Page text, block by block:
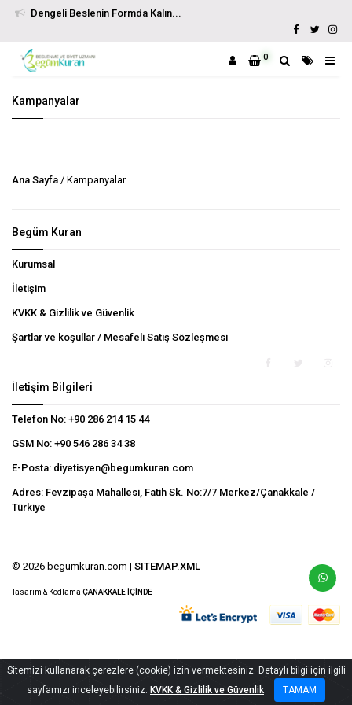
Dengeli Beslenin Formda Kalın...
0
Kampanyalar
Ana Sayfa / Kampanyalar
Begüm Kuran
Kurumsal
İletişim
KVKK & Gizlilik ve Güvenlik
Şartlar ve koşullar / Mesafeli Satış Sözleşmesi
İletişim Bilgileri
Telefon No: +90 286 214 15 44
GSM No: +90 546 286 34 38
E-Posta: diyetisyen@begumkuran.com
Adres: Fevzipaşa Mahallesi, Fatih Sk. No:7/7 Merkez/Çanakkale /
Türkiye
© 2026 begumkuran.com | SITEMAP.XML
Tasarım & Kodlama ÇANAKKALE İÇİNDE
Sitemizi kullanarak çerezlere (cookie) izin vermektesiniz. Detaylı bilgi için ilgili
sayfamızı inceleyebilirsiniz: KVKK & Gizlilik ve Güvenlik TAMAM